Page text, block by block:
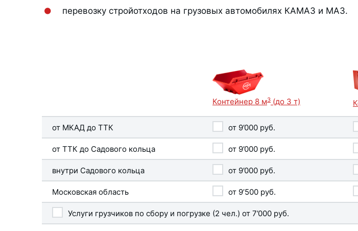
перевозку стройотходов на грузовых автомобилях КАМАЗ и МАЗ.
Контейнер 8 м3 (до 3 т)
от МКАД до ТТК от 9’000 руб.
от ТТК до Садового кольца от 9’000 руб.
внутри Садового кольца от 9’000 руб.
Московская область от 9’500 руб.
Услуги грузчиков по сбору и погрузке (2 чел.) от 7’000 руб.